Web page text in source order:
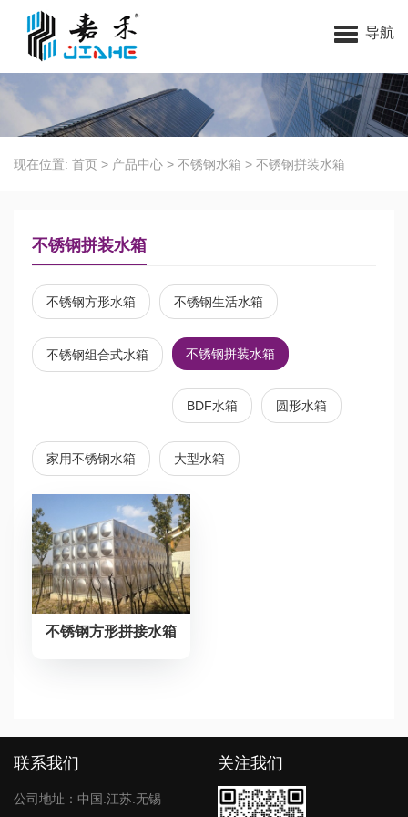
无锡嘉禾环保科技有限公司
导航
现在位置: 首页 > 产品中心 > 不锈钢水箱 > 不锈钢拼装水箱
不锈钢拼装水箱
不锈钢方形水箱 不锈钢生活水箱
不锈钢组合式水箱 不锈钢拼装水箱
BDF水箱 圆形水箱
家用不锈钢水箱 大型水箱
不锈钢方形拼接水箱
导
联系我们
公司地址：中国.江苏.无锡
关注我们